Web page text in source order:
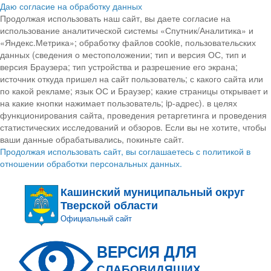
Даю согласие на обработку данных
Продолжая использовать наш сайт, вы даете согласие на
использование аналитической системы «Спутник/Аналитика» и
«Яндекс.Метрика»; обработку файлов cookie, пользовательских
данных (сведения о местоположении; тип и версия ОС, тип и
версия Браузера; тип устройства и разрешение его экрана;
источник откуда пришел на сайт пользователь; с какого сайта или
по какой рекламе; язык ОС и Браузер; какие страницы открывает и
на какие кнопки нажимает пользователь; ip-адрес). в целях
функционирования сайта, проведения ретаргетинга и проведения
статистических исследований и обзоров. Если вы не хотите, чтобы
ваши данные обрабатывались, покиньте сайт.
Продолжая использовать сайт, вы соглашаетесь с политикой в
отношении обработки персональных данных.